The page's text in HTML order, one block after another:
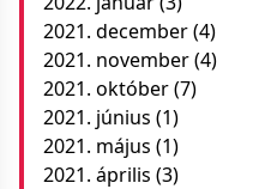
2021. december(4)
2021. november(4)
2021. október(7)
2021. június (1)
2021. május (1)
2021. április (3)